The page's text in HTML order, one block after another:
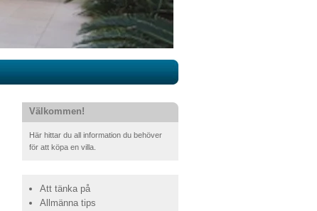
Välkommen!
Här hittar du all information du behöver
för att köpa en villa.
Att tänka på
Allmänna tips